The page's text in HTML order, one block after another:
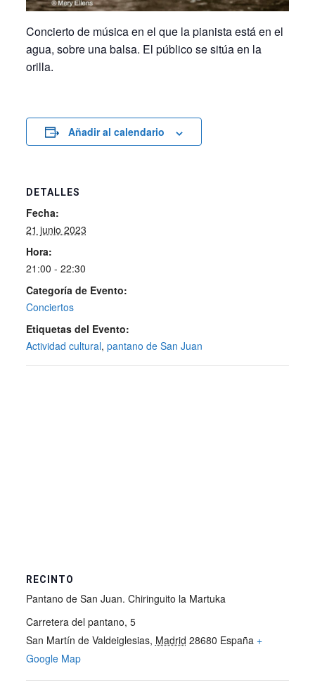
Concierto de música en el que la pianista está en el
agua, sobre una balsa. El público se sitúa en la
orilla.
Añadir al calendario
DETALLES
Fecha:
21 junio 2023
Hora:
21:00 - 22:30
Categoría de Evento:
Conciertos
Etiquetas del Evento:
Actividad cultural, pantano de San Juan
RECINTO
Pantano de San Juan. Chiringuito la Martuka
Carretera del pantano, 5
San Martín de Valdeiglesias, Madrid 28680 España +
Google Map